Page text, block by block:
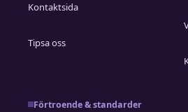
Kontaktsida
Tipsa oss
Förtroende & standarder